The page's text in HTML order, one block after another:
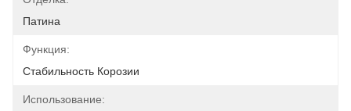
Патина
Функция:
Стабильность Корозии
Использование: